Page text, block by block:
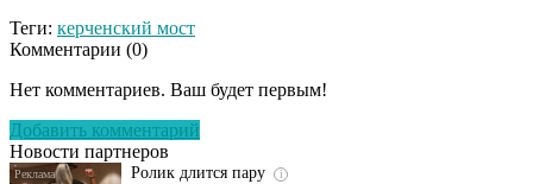
Теги: керченский мост
Комментарии (0)
Нет комментариев. Ваш будет первым!
Добавить комментарий
Новости партнеров
Этот танец невесты
Пересмотрела 10 раз
i
Ролик длится пару